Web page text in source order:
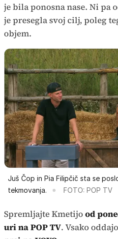
je bila ponosna nase. Ni pa
je presegla svoj cilj, poleg
objem.
Juš Čop in Pia Filipčič sta se
tekmovanja.
FOTO: POP TV
Spremljajte Kmetijood
uri na POP TV. Vsako